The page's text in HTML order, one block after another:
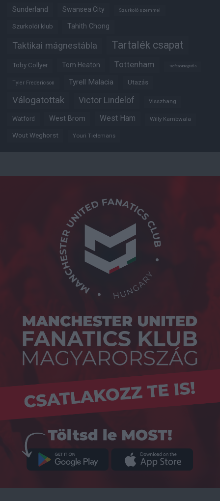
Sunderland Swansea City Szurkoló szemmel
Szurkolói klub Tahith Chong
Taktikai mágnestábla Tartalék csapat
Toby Collyer Tom Heaton Tottenham Trófeabibliográfia
Tyler Fredericson Tyrell Malacia Utazás
Válogatottak Victor Lindelöf Visszhang
Watford West Brom West Ham Willy Kambwala
Wout Weghorst Youri Tielemans